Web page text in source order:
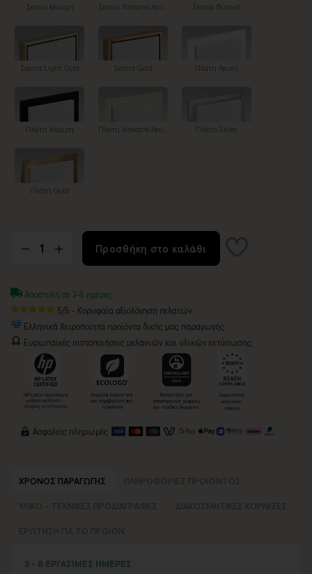
Σκοτία Μαύρη Σκοτία Φυσική
Σκοτία Light Gold Σκοτία Gold Πλάτη Λευκή
Πλάτη Μαύρη Πλάτη Silver
Πλάτη Gold
Προσθήκη στο καλάθι
Αποστολή σε 3-8 ημέρες
5/5 - Κορυφαία αξιολόγηση πελατών
Ελληνικά Χειροποίητα προϊόντα δικής μας παραγωγής
Ευρωπαϊκές πιστοποιήσεις μελανιών και υλικών εκτύπωσης:
Ασφαλείς πληρωμές
ΧΡΟΝΟΣ ΠΑΡΑΓΩΓΗΣ
3 - 8 ΕΡΓΑΣΙΜΕΣ ΗΜΕΡΕΣ